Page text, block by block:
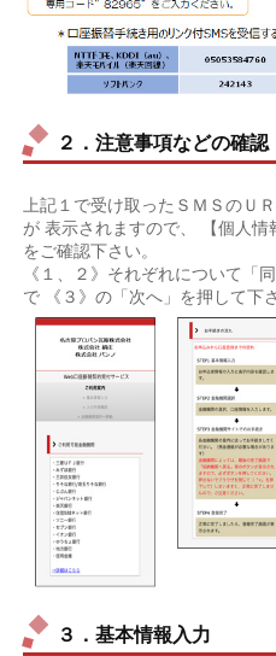
２．注意事項などの確認
上記１で受け取ったＳＭＳのＵ
が 表示されますので、 【個人情
をご確認下さい。
《１、２》それぞれについて「
で 《３》の「次へ」を押して下さ
３．基本情報入力